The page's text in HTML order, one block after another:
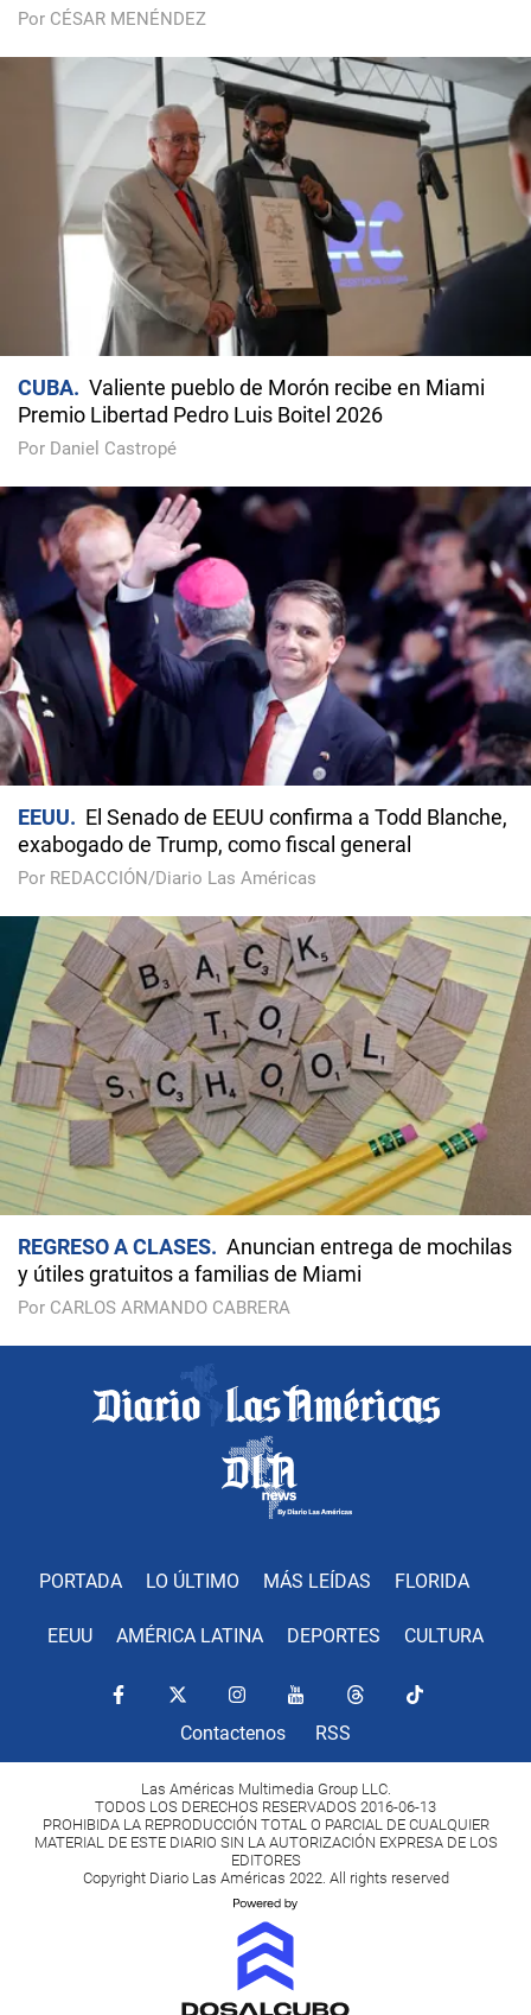
Por CÉSAR MENÉNDEZ
CUBA
Valiente pueblo de Morón recibe en Miami
Premio Libertad Pedro Luis Boitel 2026
Por Daniel Castropé
EEUU
El Senado de EEUU confirma a Todd Blanche,
exabogado de Trump, como fiscal general
Por REDACCIÓN/Diario Las Américas
REGRESO A CLASES
Anuncian entrega de mochilas
y útiles gratuitos a familias de Miami
Por CARLOS ARMANDO CABRERA
PORTADA LO ÚLTIMO MÁS LEÍDAS FLORIDA
EEUU AMÉRICA LATINA DEPORTES CULTURA
Contactenos RSS
Las Américas Multimedia Group LLC.
TODOS LOS DERECHOS RESERVADOS 2016-06-13
PROHIBIDA LA REPRODUCCIÓN TOTAL O PARCIAL DE CUALQUIER
MATERIAL DE ESTE DIARIO SIN LA AUTORIZACIÓN EXPRESA DE LOS
EDITORES
Copyright Diario Las Américas 2022. All rights reserved